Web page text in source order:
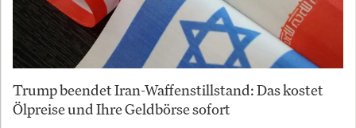
Trump beendet Iran-Waffenstillstand: Das kostet
Ölpreise und Ihre Geldbörse sofort